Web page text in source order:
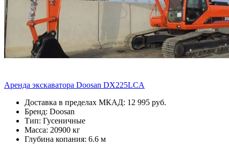
Аренда экскаватора Doosan DX225LCA
Доставка в пределах МКАД: 12 995 руб.
Бренд: Doosan
Тип: Гусеничные
Масса: 20900 кг
Глубина копания: 6.6 м